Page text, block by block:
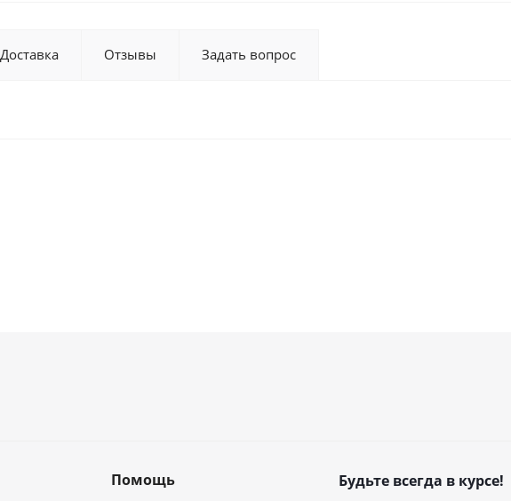
Доставка Отзывы Задать вопрос
Помощь Будьте всегда в курсе!